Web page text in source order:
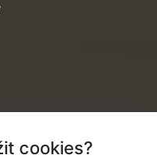
pro UNESCO
cookies?